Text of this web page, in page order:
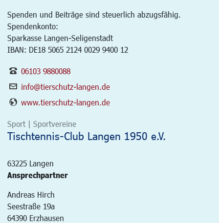
Spenden und Beiträge sind steuerlich abzugsfähig.
Spendenkonto:
Sparkasse Langen-Seligenstadt
IBAN: DE18 5065 2124 0029 9400 12
06103 9880088
info@tierschutz-langen.de
www.tierschutz-langen.de
Sport | Sportvereine
Tischtennis-Club Langen 1950 e.V.
63225 Langen
Ansprechpartner
Andreas Hirch
Seestraße 19a
64390 Erzhausen